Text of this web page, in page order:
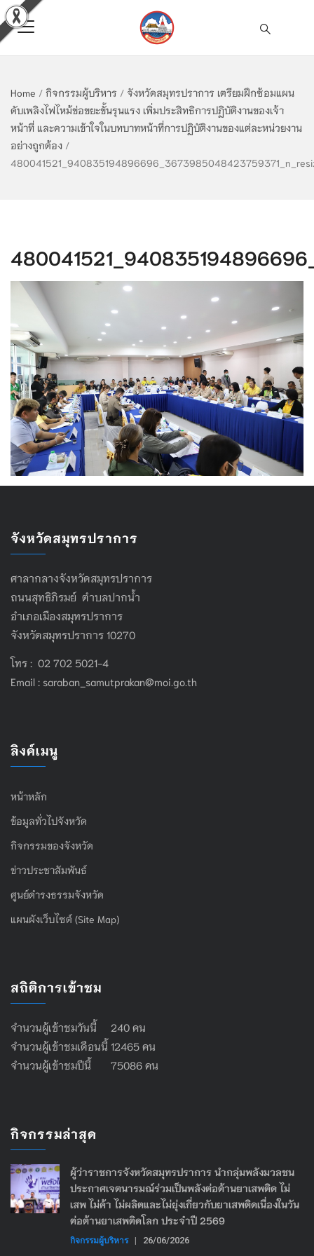
Home / กิจกรรมผู้บริหาร / จังหวัดสมุทรปราการ เตรียมฝึกซ้อมแผน
ดับเพลิงไฟไหม้ข่อขยะขั้นรุนแรง เพิ่มประสิทธิการปฏิบัติงานของเจ้า
หน้าที่ และความเข้าใจในบทบาทหน้าที่การปฏิบัติงานของแต่ละหน่วยงาน
อย่างถูกต้อง /
จังหวัดสมุทรปราการ
ศาลากลางจังหวัดสมุทรปราการ
ถนนสุทธิภิรมย์ ตำบลปากน้ำ
อำเภอเมืองสมุทรปราการ
จังหวัดสมุทรปราการ 10270
โทร : 02 702 5021-4
Email : saraban_samutprakan@moi.go.th
ลิงค์เมนู
หน้าหลัก
ข้อมูลทั่วไปจังหวัด
กิจกรรมของจังหวัด
ข่าวประชาสัมพันธ์
ศูนย์ดำรงธรรมจังหวัด
แผนผังเว็บไซต์ (Site Map)
สถิติการเข้าชม
จำนวนผู้เข้าชมวันนี้ 240 คน
จำนวนผู้เข้าชมเดือนนี้ 12465 คน
จำนวนผู้เข้าชมปีนี้ 75086 คน
กิจกรรมล่าสุด
ผู้ว่าราชการจังหวัดสมุทรปราการ นำกลุ่มพลังมวลชน
ประกาศเจตนารมณ์ร่วมเป็นพลังต่อต้านยาเสพติด ไม่
เสพ ไม่ค้า ไม่ผลิตและไม่ยุ่งเกี่ยวกับยาเสพติดเนื่องในวัน
ต่อต้านยาเสพติดโลก ประจำปี 2569
กิจกรรมผู้บริหาร | 26/06/2026